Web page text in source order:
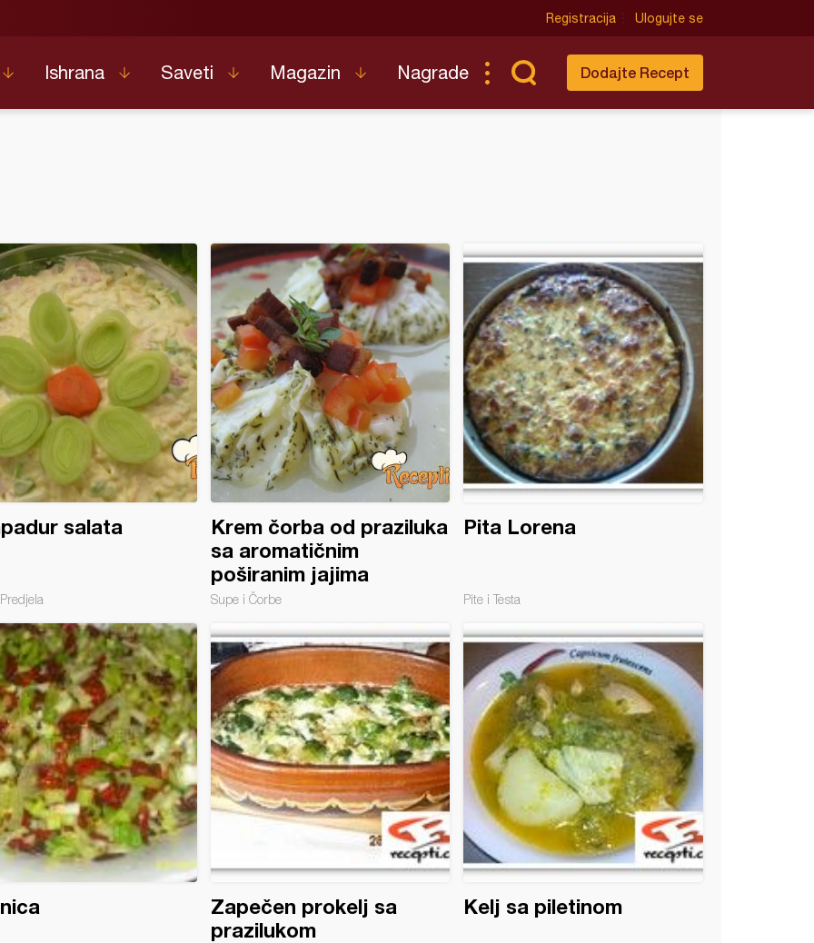
Registracija Ulogujte se
Ishrana Saveti Magazin Nagrade Dodajte Recept
salata
Krem čorba od praziluka
sa aromatičnim
poširanim jajima
Supe i Čorbe
Pita Lorena
Pite i Testa
Zapečen prokelj sa
prazilukom
Kelj sa piletinom